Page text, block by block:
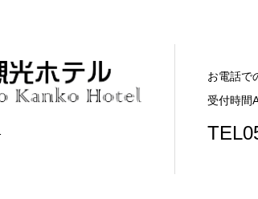
お電話で
受付時間